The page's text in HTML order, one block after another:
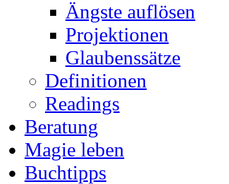
Ängste auflösen
Projektionen
Glaubenssätze
Definitionen
Readings
Beratung
Magie leben
Buchtipps